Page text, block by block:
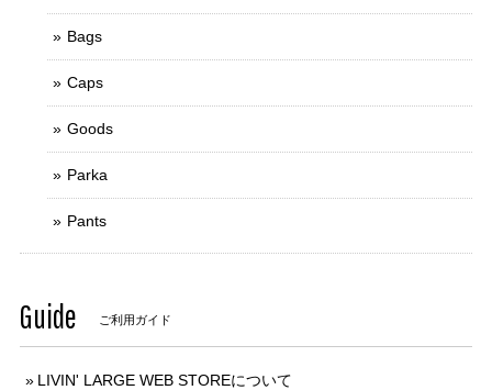
Bags
Caps
Goods
Parka
Pants
Guide ご利用ガイド
LIVIN' LARGE WEB STOREについて